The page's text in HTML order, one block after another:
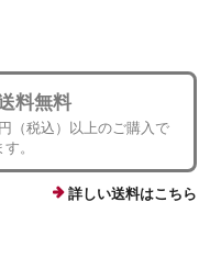
料無料
（税込）以上のご購入で
。
詳しい送料はこちら